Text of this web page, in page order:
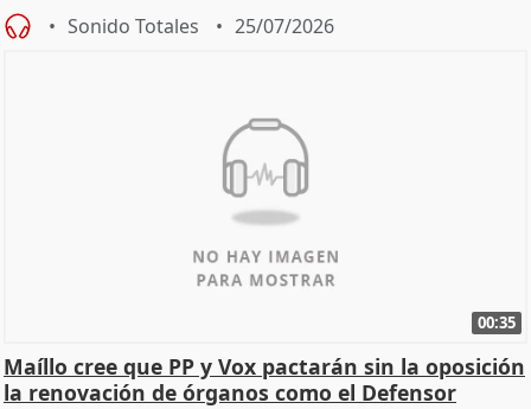
Sonido Totales 25/07/2026
00:35
Maíllo cree que PP y Vox pactarán sin la oposición
la renovación de órganos como el Defensor